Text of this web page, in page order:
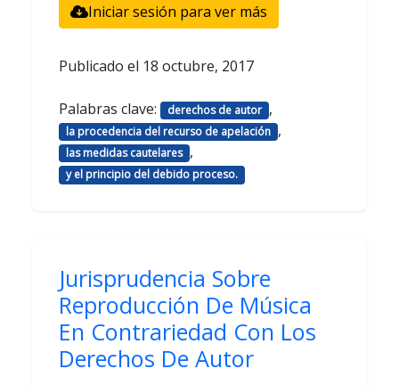
Iniciar sesión para ver más
Publicado el 18 octubre, 2017
Palabras clave: derechos de autor ,
la procedencia del recurso de apelación ,
las medidas cautelares ,
y el principio del debido proceso.
Jurisprudencia Sobre
Reproducción De Música
En Contrariedad Con Los
Derechos De Autor